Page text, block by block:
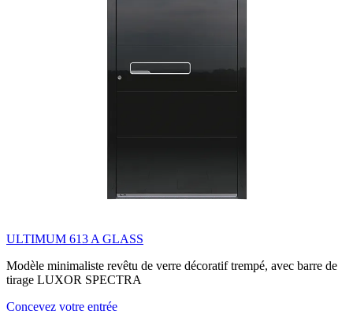
ULTIMUM 613 A GLASS
Modèle minimaliste revêtu de verre décoratif trempé, avec barre de
tirage LUXOR SPECTRA
Concevez votre entrée